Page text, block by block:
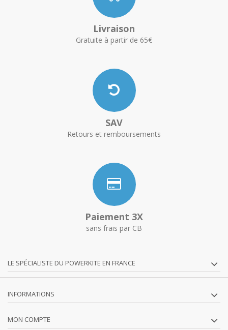
Livraison
Gratuite à partir de 65€
SAV
Retours et remboursements
Paiement 3X
sans frais par CB
LE SPÉCIALISTE DU POWERKITE EN FRANCE
INFORMATIONS
MON COMPTE